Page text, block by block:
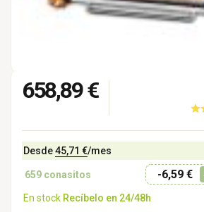
658,89 €
Desde45,71 €/mes
659 conasitos -6,59 €
En stock Recíbelo en 24/48h